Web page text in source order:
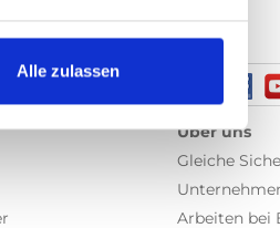
Alle zulassen
Über uns
Gleiche
Arbeiten bei